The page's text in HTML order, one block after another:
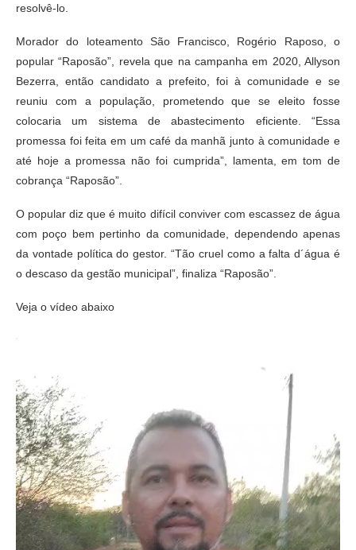
resolvê-lo.
Morador do loteamento São Francisco, Rogério Raposo, o
popular “Raposão”, revela que na campanha em 2020, Allyson
Bezerra, então candidato a prefeito, foi à comunidade e se
reuniu com a população, prometendo que se eleito fosse
colocaria um sistema de abastecimento eficiente. “Essa
promessa foi feita em um café da manhã junto à comunidade e
até hoje a promessa não foi cumprida”, lamenta, em tom de
cobrança “Raposão”.
O popular diz que é muito difícil conviver com escassez de água
com poço bem pertinho da comunidade, dependendo apenas
da vontade política do gestor. “Tão cruel como a falta d´água é
o descaso da gestão municipal”, finaliza “Raposão”.
Veja o vídeo abaixo
Tocador
vídeo